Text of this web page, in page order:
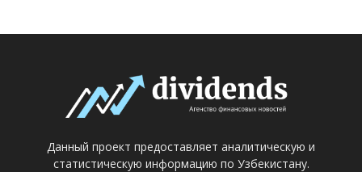
Данный проект предоставляет аналитическую и
статистическую информацию по Узбекистану.